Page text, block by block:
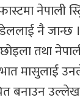
नेपाली
नै जान्छ
तथा
मासुलाई
बनाउन